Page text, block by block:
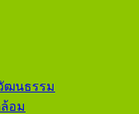
ฒนธรรม
อม